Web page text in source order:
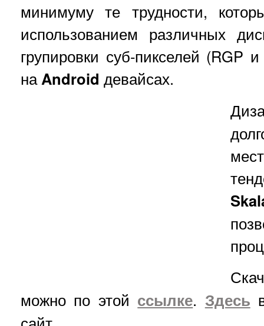
минимуму те трудности,
использованием различных
групировки суб-пикселей (RGP
наAndroid девайсах.
можно по этой ссылке. Здесь